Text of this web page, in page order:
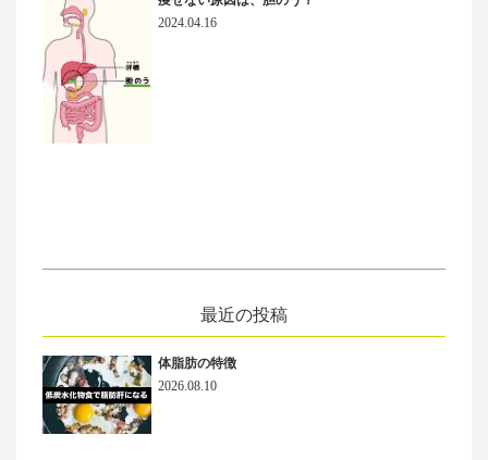
2024.04.16
最近の投稿
体脂肪の特徴
2026.08.10